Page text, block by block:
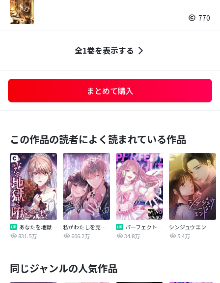
770
全1巻を表示する
まとめて購入
この作品の読者によく読まれている作品
あなたを地獄に堕とすまで
831.5万
私がわたしを売る理由
606.2万
パーフェクトグリッター
34.8万
シンジュウエンド【タテヨミ】
5.4万
同じジャンルの人気作品